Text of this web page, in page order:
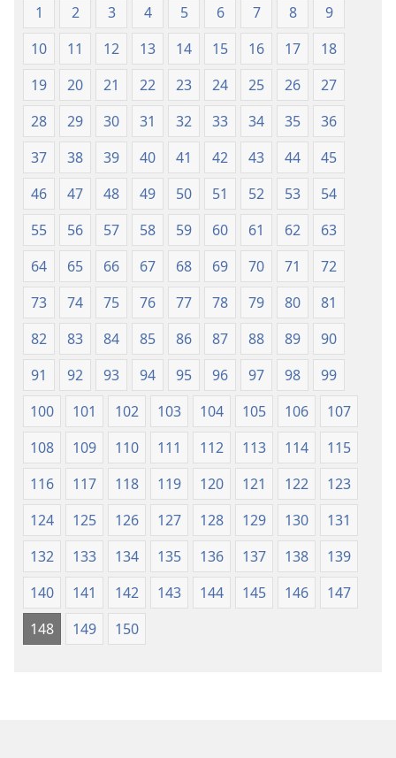
1 2 3 4 5 6 7 8
9
10
11 12 13 14 15 16 17
18
19
20 21 22 23 24 25 26
27
28
29 30 31 32 33 34 35
36
37
38 39 40 41 42 43 44
45
46
47 48 49 50 51 52 53
54
55
56 57 58 59 60 61 62
63
64
65 66 67 68 69 70 71
72
73
74 75 76 77 78 79 80
81
82
83 84 85 86 87 88 89
90
91
92 93 94 95 96 97 98
99
100
101 102 103 104 105 106
107
108
109 110 111 112 113 114
115
116
117 118 119 120 121 122
123
124
125 126 127 128 129 130
131
132
133 134 135 136 137 138
139
140
141 142 143 144 145 146
147
148
149 150